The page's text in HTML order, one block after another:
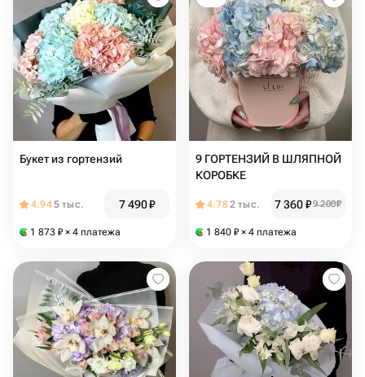
Букет из гортензий
4.945 тыс. 7 490₽
1 873 ₽ × 4 платежа
9 ГОРТЕНЗИЙ В ШЛЯПНОЙ
КОРОБКЕ
4.782 тыс. 7 360₽9 200₽
1 840 ₽ × 4 платежа